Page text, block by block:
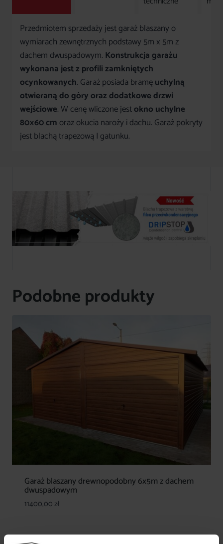
Przedmiotem sprzedaży jest garaż blaszany o
wymiarach zewnętrznych podstawy 5m x 5m z
dachem dwuspadowym. Konstrukcja garażu
wykonana jest z profili zamkniętych
ocynkowanych. Garaż posiada bramęuchylną
otwieraną do góry oraz dodatkowe drzwi
wejściowe. W cenę wliczone jestokno uchylne
80×60 cm oraz okucia naroży i dachu. Garaż pokryty
jest blachą trapezową I gatunku.
Podobne produkty
Garaż blaszany drewnopodobny 6x5m z dachem
dwuspadowym
11400,00zł